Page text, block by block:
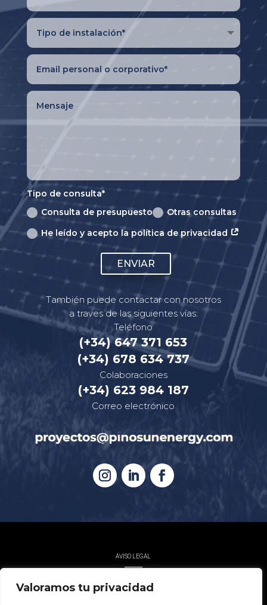
Valoramos tu privacidad
Tipo de consulta*
Consulta de presupuesto
Otras consultas
He leído y acepto la política de privacidad
ENVIAR
También puede contactar con nosotros
a traves de las siguientes vías:
Teléfono
(+34) 647 371 653
(+34) 678 634 737
Colaboraciones
(+34) 623 984 187
Correo electrónico
AVISO LEGAL
POLÍTICA DE COOKIES